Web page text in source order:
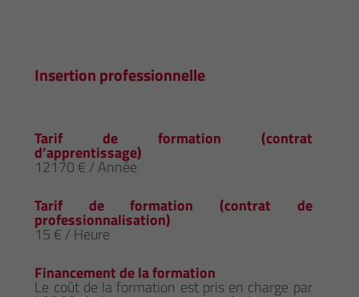
Insertion professionnelle
Tarif de formation (contrat
d’apprentissage)
12170 € / Année
Tarif de formation (contrat de
professionnalisation)
15 € / Heure
Financement de la formation
Le coût de la formation est pris en charge par